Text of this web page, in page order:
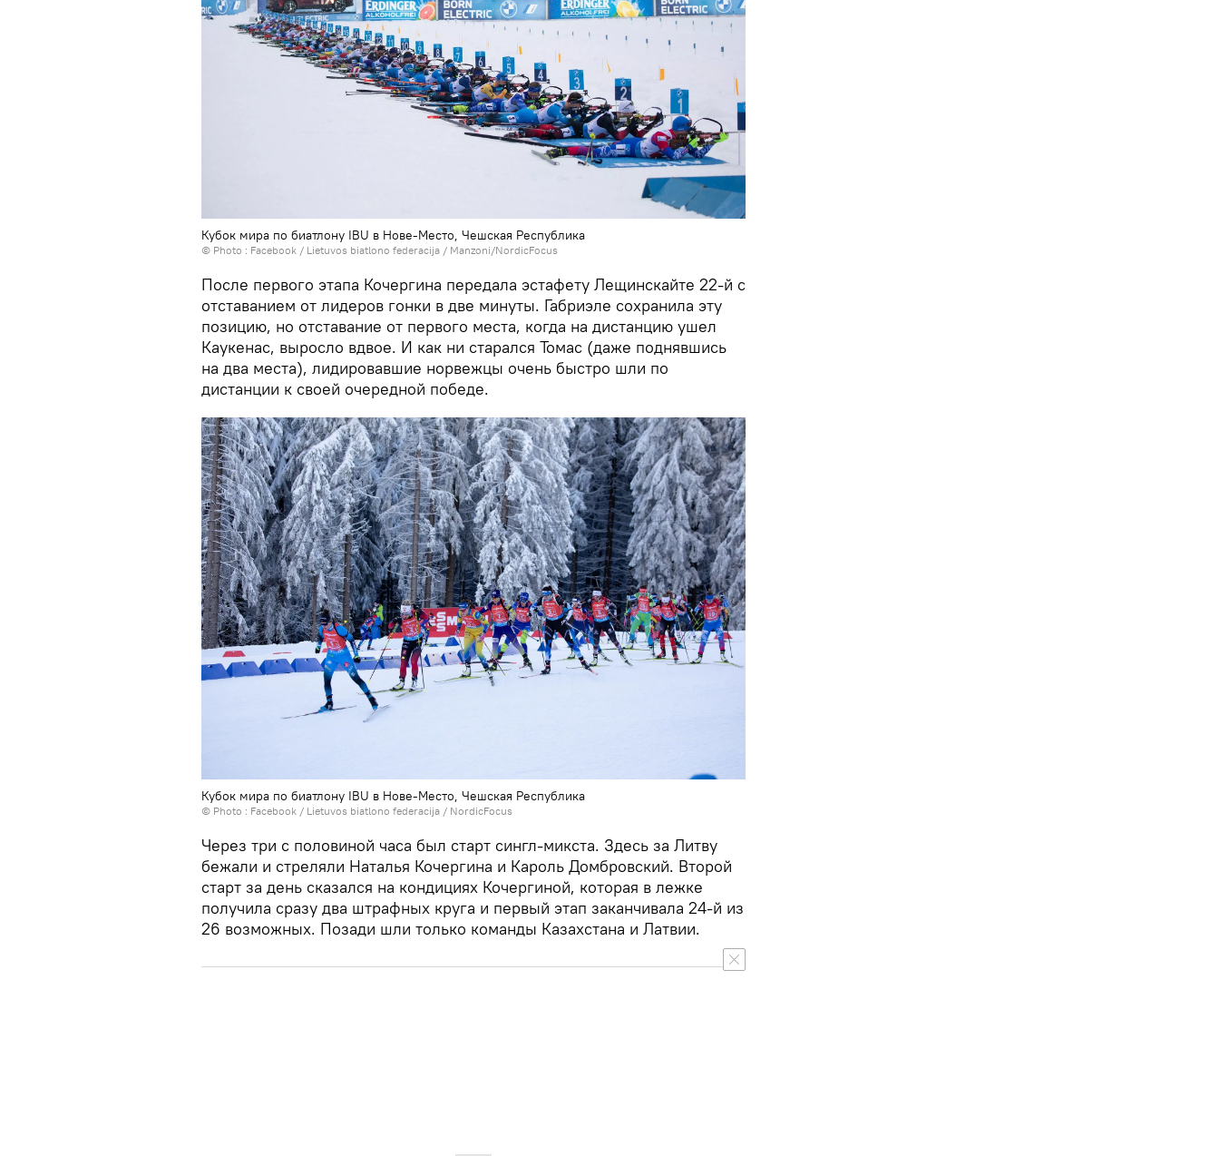
Кубок мира по биатлону IBU в Нове-Место, Чешская Республика
© Photo : Facebook / Lietuvos biatlono federacija / Manzoni/NordicFocus
После первого этапа Кочергина передала эстафету Лещинскайте 22-й с
отставанием от лидеров гонки в две минуты. Габриэле сохранила эту
позицию, но отставание от первого места, когда на дистанцию ушел
Каукенас, выросло вдвое. И как ни старался Томас (даже поднявшись
на два места), лидировавшие норвежцы очень быстро шли по
дистанции к своей очередной победе.
Кубок мира по биатлону IBU в Нове-Место, Чешская Республика
© Photo : Facebook / Lietuvos biatlono federacija / NordicFocus
Через три с половиной часа был старт сингл-микста. Здесь за Литву
бежали и стреляли Наталья Кочергина и Кароль Домбровский. Второй
старт за день сказался на кондициях Кочергиной, которая в лежке
получила сразу два штрафных круга и первый этап заканчивала 24-й из
26 возможных. Позади шли только команды Казахстана и Латвии.